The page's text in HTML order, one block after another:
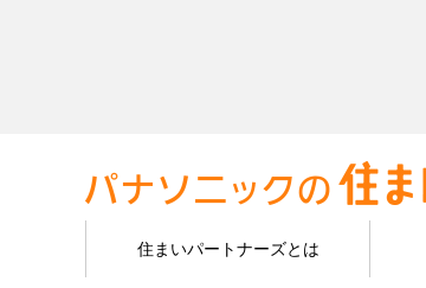
住まいパートナーズとは